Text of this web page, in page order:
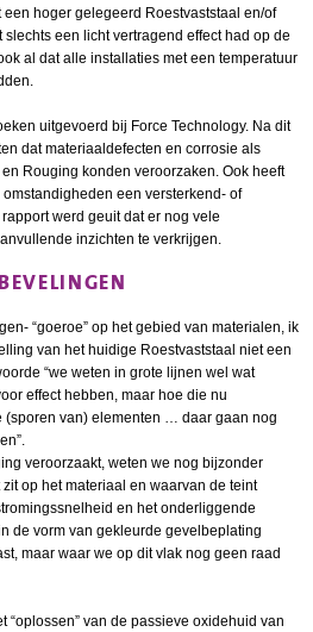
hoger gelegeerd Roestvaststaal en/of
een licht vertragend effect had op de
al dat alle installaties met een temperatuur
uitgevoerd bij Force Technology. Na dit
dat materiaaldefecten en corrosie als
Rouging konden veroorzaken. Ook heeft
een versterkend- of
werd geuit dat er nog vele
inzichten te verkrijgen.
“goeroe” op het gebied van materialen, ik
van het huidige Roestvaststaal niet een
“we weten in grote lijnen wel wat
effect hebben, maar hoe die nu
(sporen van) elementen … daar gaan nog
veroorzaakt, weten we nog bijzonder
op het materiaal en waarvan de teint
en het onderliggende
de vorm van gekleurde gevelbeplating
maar waar we op dit vlak nog geen raad
“oplossen” van de passieve oxidehuid van